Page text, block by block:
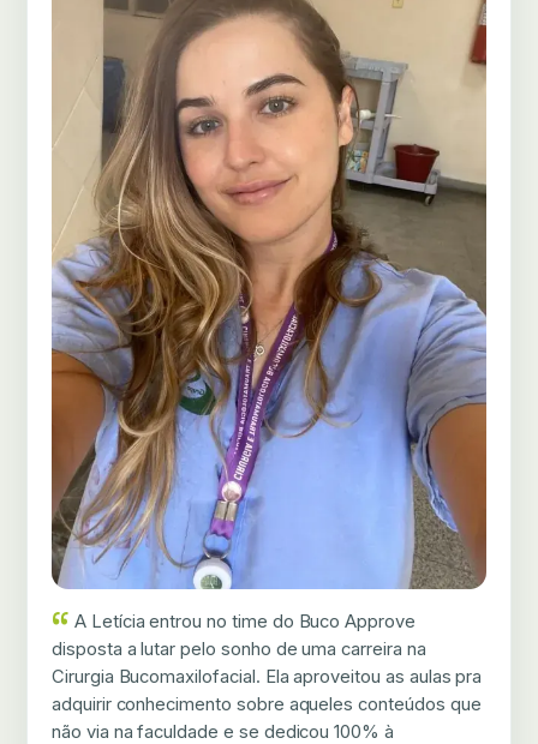
A Letícia entrou no time do Buco Approve
disposta a lutar pelo sonho de uma carreira na
Cirurgia Bucomaxilofacial. Ela aproveitou as aulas pra
adquirir conhecimento sobre aqueles conteúdos que
não via na faculdade e se dedicou 100% à